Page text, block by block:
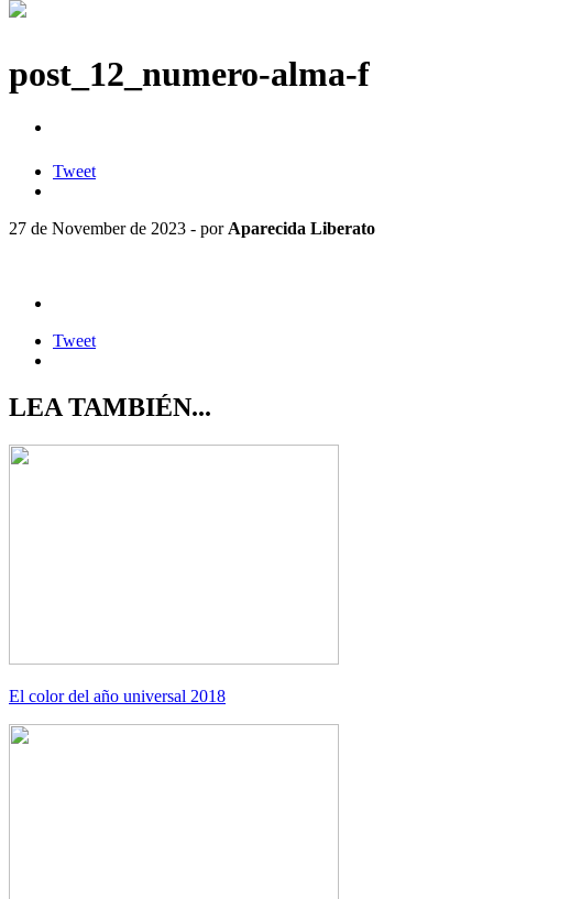
post_12_numero-alma-f
Tweet
27 de November de 2023 - por Aparecida Liberato
Tweet
LEA TAMBIÉN...
El color del año universal 2018